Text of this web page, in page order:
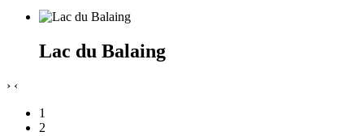
Lac du Balaing
› ‹
1
2